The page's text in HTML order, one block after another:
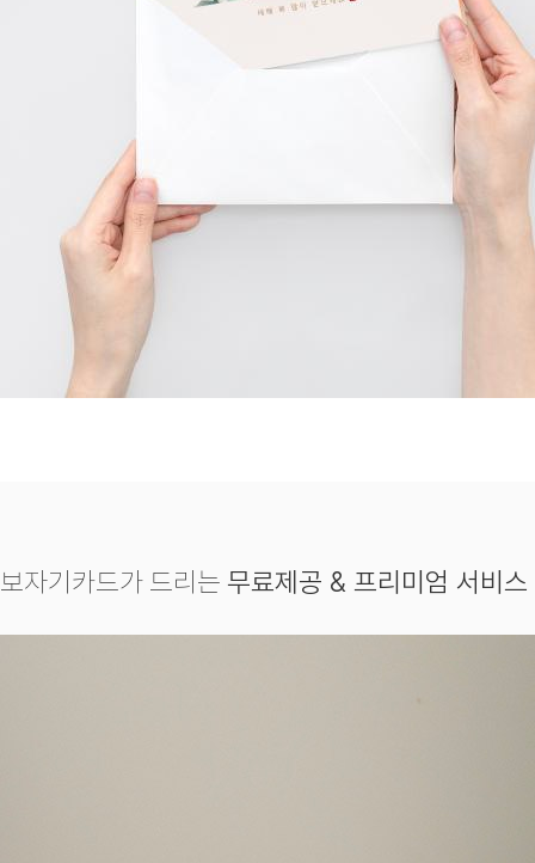
보자기카드가 드리는 무료제공 & 프리미엄 서비스